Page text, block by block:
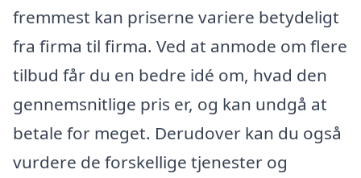
fremmest kan priserne variere betydeligt
fra firma til firma. Ved at anmode om flere
tilbud får du en bedre idé om, hvad den
gennemsnitlige pris er, og kan undgå at
betale for meget. Derudover kan du også
vurdere de forskellige tjenester og